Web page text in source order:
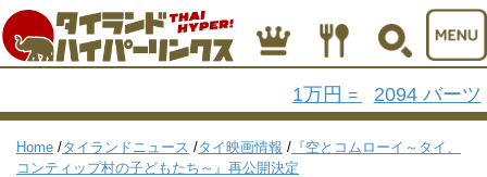
1万円 = 2094 バーツ
Home /タイランドニュース /タイ映画情報 / 『空とコムローイ～タイ、
コンティップ村の子どもたち～』再公開決定